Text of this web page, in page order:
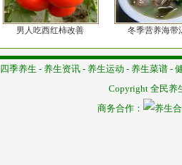
男人吃西红柿改善 冬季营养海带
四季养生 - 养生资讯 - 养生运动 - 养生菜谱 -
Copyright 全民养
商务合作：